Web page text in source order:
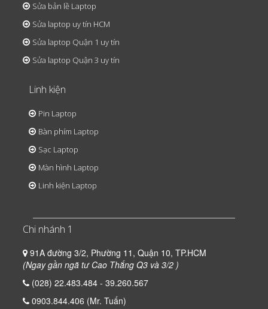
Sửa bản lề Laptop
Sửa laptop uy tín HCM
Sửa laptop Quận 1 uy tín
Sửa laptop Quận 3 uy tín
Linh kiện
Pin Laptop
Bàn phím Laptop
Sạc Laptop
Màn hình Laptop
Linh kiện Laptop
Chi nhánh 1
91A đường 3/2, Phường 11, Quận 10, TP.HCM
(Ngay gần ngã tư Cao Thắng Q3 và 3/2 )
(028) 22.483.484 - 39.260.567
0903.844.406 (Mr. Tuấn)